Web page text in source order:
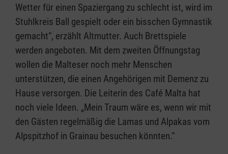
Wetter für einen Spaziergang zu schlecht ist, wird im
Stuhlkreis Ball gespielt oder ein bisschen Gymnastik
gemacht“, erzählt Altmutter. Auch Brettspiele
werden angeboten. Mit dem zweiten Öffnungstag
wollen die Malteser noch mehr Menschen
unterstützen, die einen Angehörigen mit Demenz zu
Hause versorgen. Die Leiterin des Café Malta hat
noch viele Ideen. „Mein Traum wäre es, wenn wir mit
den Gästen regelmäßig die Lamas und Alpakas vom
Alpspitzhof in Grainau besuchen könnten.“